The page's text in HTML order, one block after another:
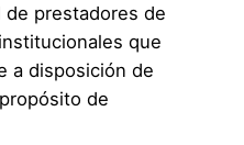
prestadores de
que
a disposición de
de